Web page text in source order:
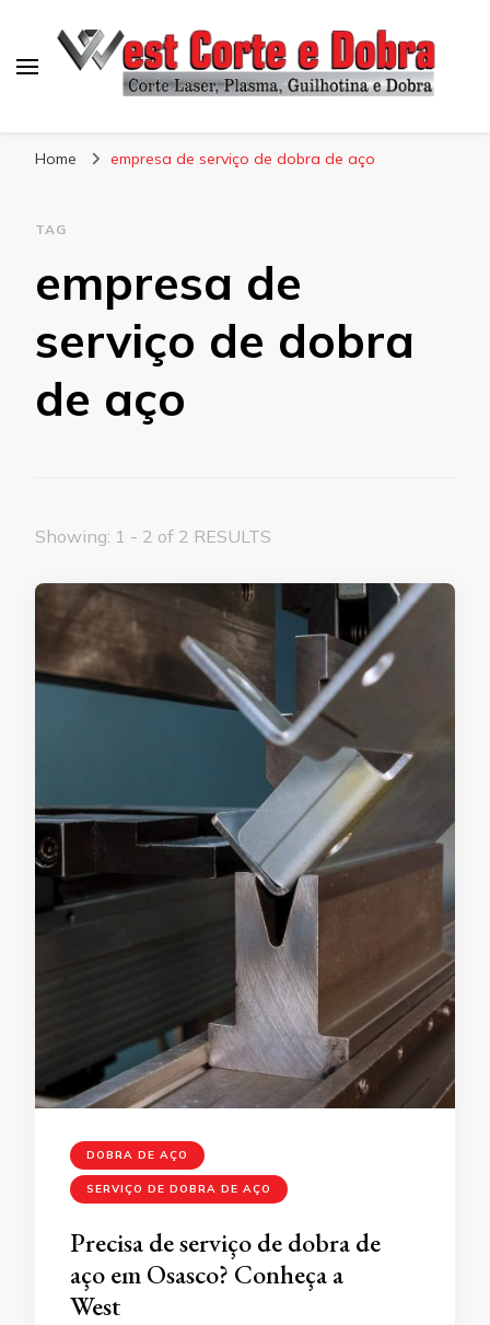
Home empresa de serviço de dobra de aço
TAG
empresa de
serviço de dobra
de aço
Showing: 1 - 2 of 2 RESULTS
DOBRA DE AÇO
SERVIÇO DE DOBRA DE AÇO
Precisa de serviço de dobra de
aço em Osasco? Conheça a
West